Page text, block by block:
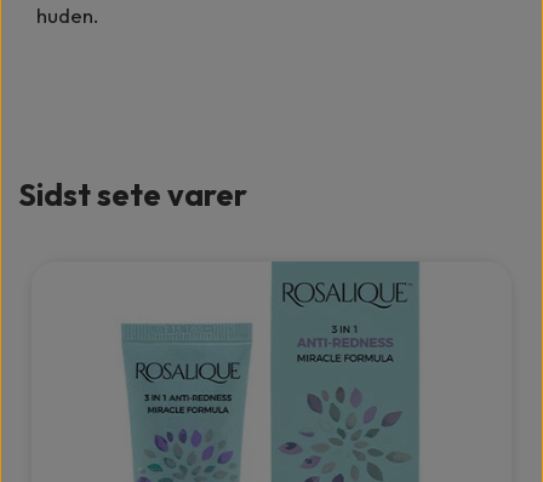
huden.
Sidst sete varer